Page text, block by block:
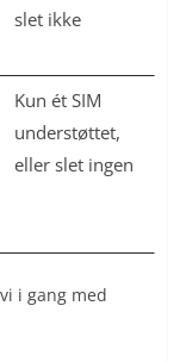
slet ikke
Kun ét SIM
understøttet,
eller slet ingen
i gang med